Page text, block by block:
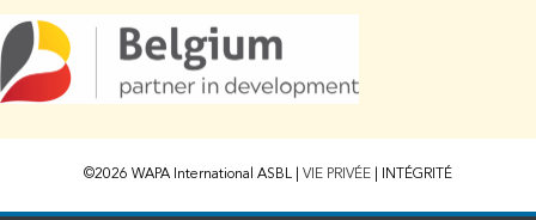
©2026 WAPA International ASBL | VIE PRIVÉE INTÉGRITÉ